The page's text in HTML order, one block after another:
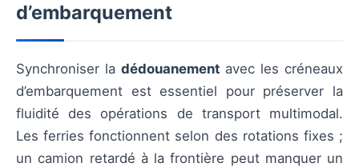
d’embarquement
Synchroniser la dédouanement avec les créneaux
d’embarquement est essentiel pour préserver la
fluidité des opérations de transport multimodal.
Les ferries fonctionnent selon des rotations fixes ;
un camion retardé à la frontière peut manquer un